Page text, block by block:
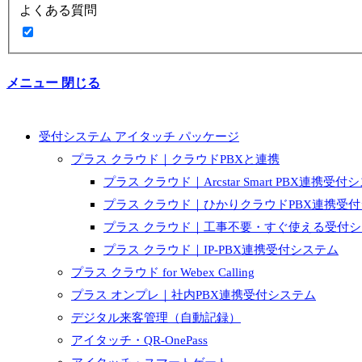
よくある質問
メニュー 閉じる
受付システム アイタッチ パッケージ
プラス クラウド｜クラウドPBXと連携
プラス クラウド｜Arcstar Smart PBX連携受付シ
プラス クラウド｜ひかりクラウドPBX連携受
プラス クラウド｜工事不要・すぐ使える受付
プラス クラウド｜IP-PBX連携受付システム
プラス クラウド for Webex Calling
プラス オンプレ｜社内PBX連携受付システム
デジタル来客管理（自動記録）
アイタッチ・QR-OnePass